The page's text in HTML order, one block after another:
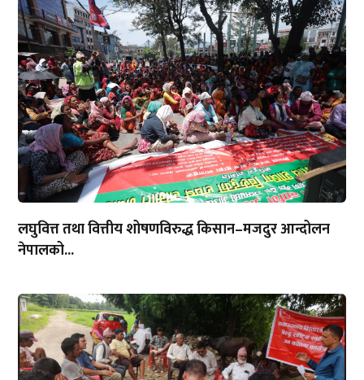
लघुवित्त तथा वित्तीय शोषणविरुद्ध किसान–मजदुर आन्दोलन
नेपालको...